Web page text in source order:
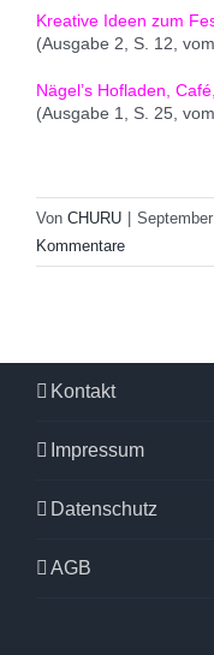
Kreative Ideen zum
(Ausgabe 2, S. 12,
Nägel’s Hofladen,
(Ausgabe 1, S. 25,
Von CHURU
Kommentare
Kontakt
Impressum
Datenschutz
AGB